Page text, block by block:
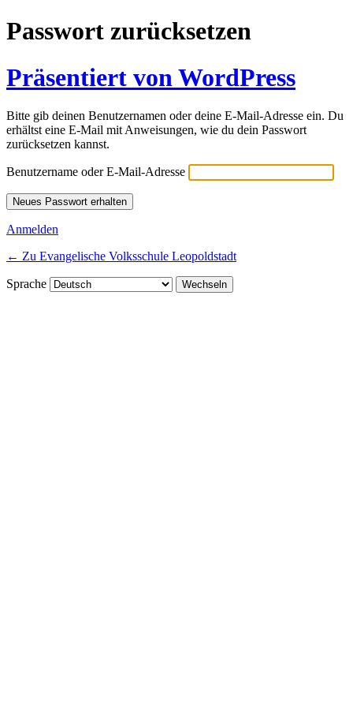
Passwort zurücksetzen
Präsentiert von WordPress
Bitte gib deinen Benutzernamen oder deine E-Mail-Adresse ein. Du
erhältst eine E-Mail mit Anweisungen, wie du dein Passwort
zurücksetzen kannst.
Benutzername oder E-Mail-Adresse
Anmelden
← Zu Evangelische Volksschule Leopoldstadt
Sprache